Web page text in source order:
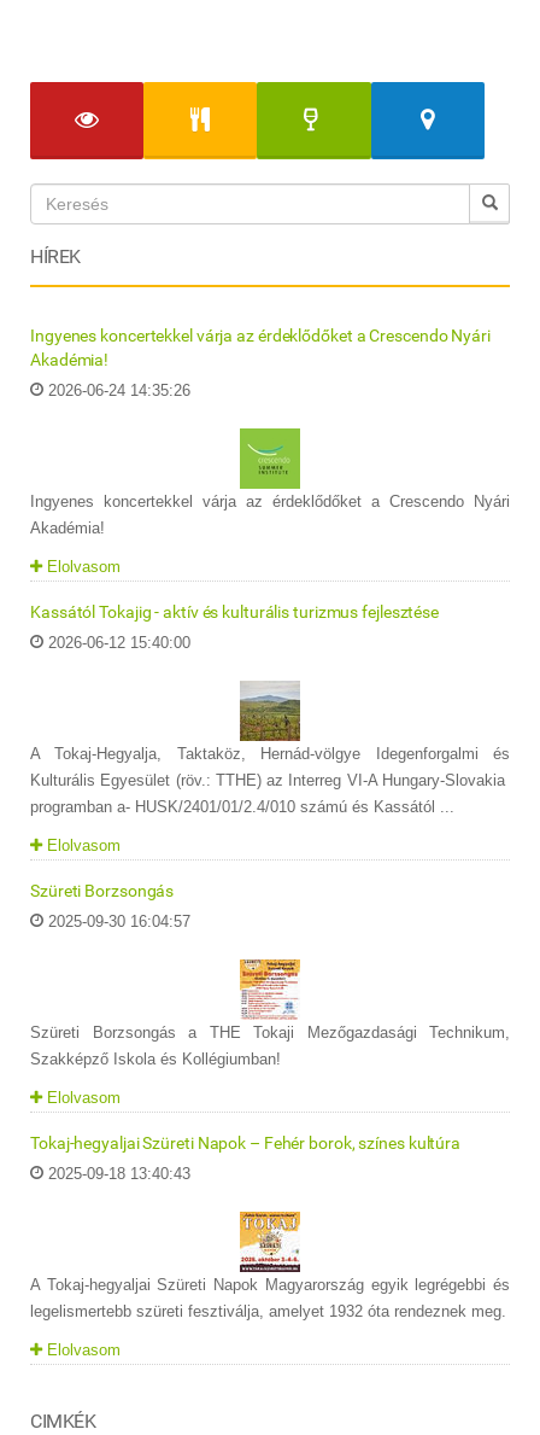
HÍREK
Ingyenes koncertekkel várja az érdeklődőket a Crescendo Nyári
Akadémia!
2026-06-24 14:35:26
Ingyenes koncertekkel várja az érdeklődőket a Crescendo Nyári
Akadémia!
Elolvasom
Kassától Tokajig - aktív és kulturális turizmus fejlesztése
2026-06-12 15:40:00
A Tokaj-Hegyalja, Taktaköz, Hernád-völgye Idegenforgalmi és
Kulturális Egyesület (röv.: TTHE) az Interreg VI-A Hungary-Slovakia
programban a- HUSK/2401/01/2.4/010 számú és Kassától ...
Elolvasom
Szüreti Borzsongás
2025-09-30 16:04:57
Szüreti Borzsongás a THE Tokaji Mezőgazdasági Technikum,
Szakképző Iskola és Kollégiumban!
Elolvasom
Tokaj-hegyaljai Szüreti Napok – Fehér borok, színes kultúra
2025-09-18 13:40:43
A Tokaj-hegyaljai Szüreti Napok Magyarország egyik legrégebbi és
legelismertebb szüreti fesztiválja, amelyet 1932 óta rendeznek meg.
Elolvasom
CIMKÉK